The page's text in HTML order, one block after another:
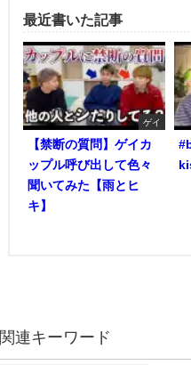
最近書いた記事
ゲイ
【禁断の質問】ゲイカ
ップル呼び出して色々
聞いてみた【雨とヒ
キ】
関連キーワード